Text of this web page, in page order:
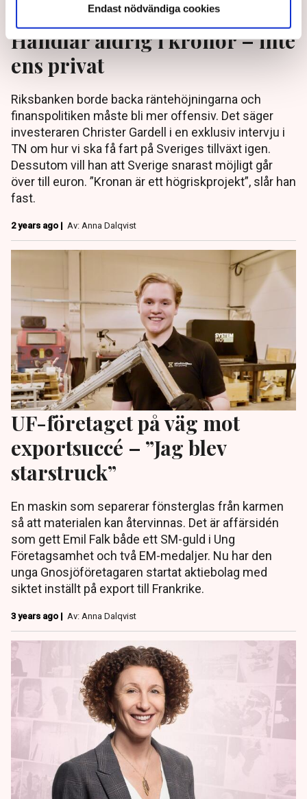
Endast nödvändiga cookies
Gardell efter Volvoaffären:
Handlar aldrig i kronor – inte
ens privat
Riksbanken borde backa räntehöjningarna och
finanspolitiken måste bli mer offensiv. Det säger
investeraren Christer Gardell i en exklusiv intervju i
TN om hur vi ska få fart på Sveriges tillväxt igen.
Dessutom vill han att Sverige snarast möjligt går
över till euron. ”Kronan är ett högriskprojekt”, slår han
fast.
2 years ago | Av: Anna Dalqvist
UF-företaget på väg mot
exportsuccé – ”Jag blev
starstruck”
En maskin som separerar fönsterglas från karmen
så att materialen kan återvinnas. Det är affärsidén
som gett Emil Falk både ett SM-guld i Ung
Företagsamhet och två EM-medaljer. Nu har den
unga Gnosjöföretagaren startat aktiebolag med
siktet inställt på export till Frankrike.
3 years ago | Av: Anna Dalqvist